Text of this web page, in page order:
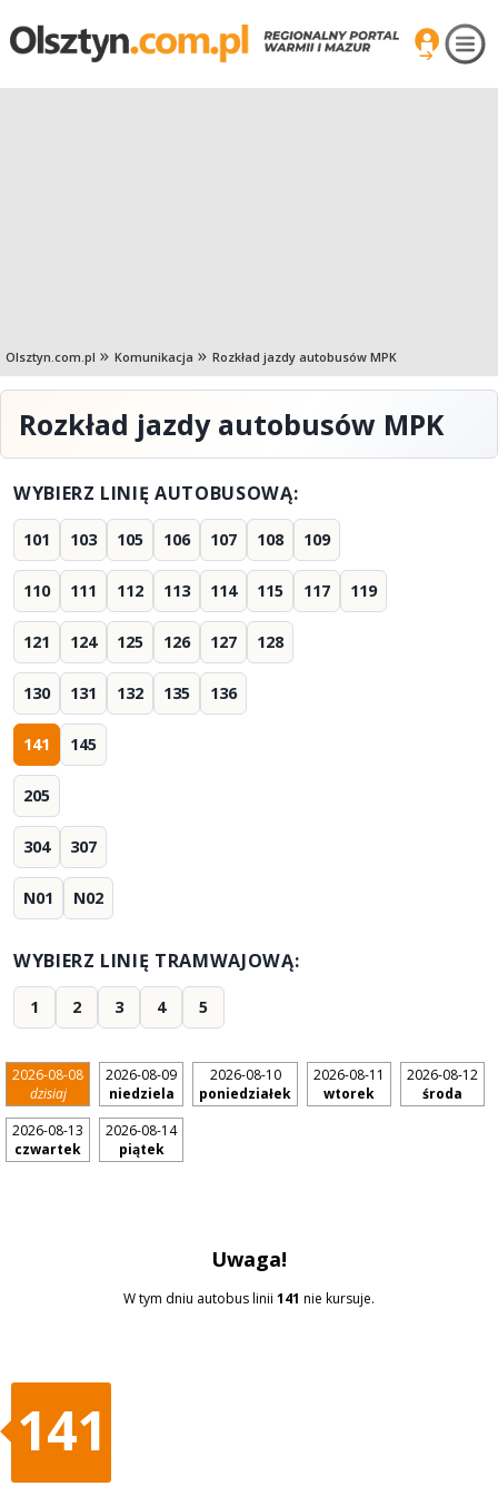
Olsztyn.com.pl Komunikacja Rozkład jazdy autobusów MPK
Rozkład jazdy autobusów MPK
WYBIERZ LINIĘ AUTOBUSOWĄ:
101 103 105 106 107 108 109
110 111 112 113 114 115 117 119
121 124 125 126 127 128
130 131 132 135 136
141 145
205
304 307
N01 N02
WYBIERZ LINIĘ TRAMWAJOWĄ:
1 2 3 4 5
2026-08-08
dzisiaj
2026-08-09
niedziela
2026-08-10
poniedziałek
2026-08-11
wtorek
2026-08-12
środa
2026-08-13
czwartek
2026-08-14
piątek
Uwaga!
W tym dniu autobus linii 141 nie kursuje.
141